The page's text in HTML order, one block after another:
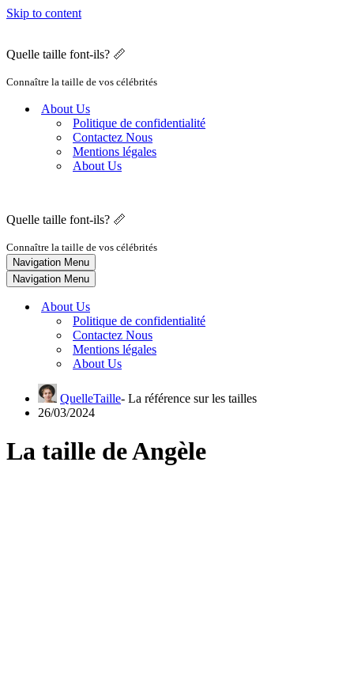
Skip to content
Quelle taille font-ils? 📏
Connaître la taille de vos célébrités
About Us
Politique de confidentialité
Contactez Nous
Mentions légales
About Us
Quelle taille font-ils? 📏
Connaître la taille de vos célébrités
Navigation Menu
Navigation Menu
About Us
Politique de confidentialité
Contactez Nous
Mentions légales
About Us
QuelleTaille
26/03/2024
La taille de Angèle